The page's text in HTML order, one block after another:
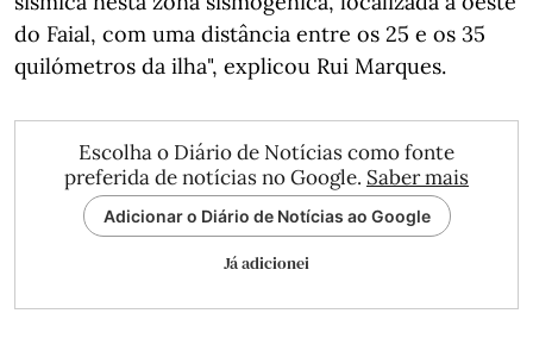
do Faial, com uma distância entre os 25 e os 35
quilómetros da ilha", explicou Rui Marques.
Escolha o Diário de Notícias como fonte
preferida de notícias no Google. Saber mais
Adicionar o Diário de Notícias ao Google
Já adicionei